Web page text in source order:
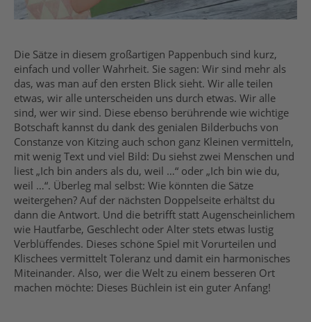
Die Sätze in diesem großartigen Pappenbuch sind kurz,
einfach und voller Wahrheit. Sie sagen: Wir sind mehr als
das, was man auf den ersten Blick sieht. Wir alle teilen
etwas, wir alle unterscheiden uns durch etwas. Wir alle
sind, wer wir sind. Diese ebenso berührende wie wichtige
Botschaft kannst du dank des genialen Bilderbuchs von
Constanze von Kitzing auch schon ganz Kleinen vermitteln,
mit wenig Text und viel Bild: Du siehst zwei Menschen und
liest „Ich bin anders als du, weil …“ oder „Ich bin wie du,
weil …“. Überleg mal selbst: Wie könnten die Sätze
weitergehen? Auf der nächsten Doppelseite erhältst du
dann die Antwort. Und die betrifft statt Augenscheinlichem
wie Hautfarbe, Geschlecht oder Alter stets etwas lustig
Verblüffendes. Dieses schöne Spiel mit Vorurteilen und
Klischees vermittelt Toleranz und damit ein harmonisches
Miteinander. Also, wer die Welt zu einem besseren Ort
machen möchte: Dieses Büchlein ist ein guter Anfang!